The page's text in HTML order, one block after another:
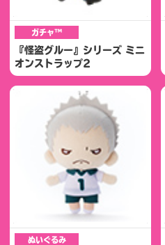
ガチャ™
『怪盗グルー』シリーズ ミニ
オンストラップ2
ぬいぐるみ